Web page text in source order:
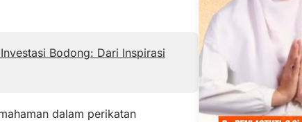
Bodong: Dari Inspirasi
dalam perikatan